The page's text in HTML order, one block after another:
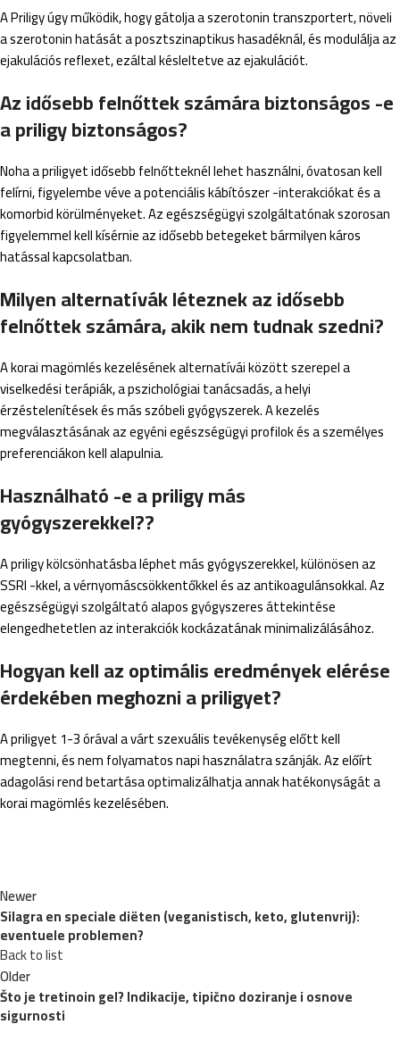
A Priligy úgy működik, hogy gátolja a szerotonin transzportert, növeli
a szerotonin hatását a posztszinaptikus hasadéknál, és modulálja az
ejakulációs reflexet, ezáltal késleltetve az ejakulációt.
Az idősebb felnőttek számára biztonságos -e
a priligy biztonságos?
Noha a priligyet idősebb felnőtteknél lehet használni, óvatosan kell
felírni, figyelembe véve a potenciális kábítószer -interakciókat és a
komorbid körülményeket. Az egészségügyi szolgáltatónak szorosan
figyelemmel kell kísérnie az idősebb betegeket bármilyen káros
hatással kapcsolatban.
Milyen alternatívák léteznek az idősebb
felnőttek számára, akik nem tudnak szedni?
A korai magömlés kezelésének alternatívái között szerepel a
viselkedési terápiák, a pszichológiai tanácsadás, a helyi
érzéstelenítések és más szóbeli gyógyszerek. A kezelés
megválasztásának az egyéni egészségügyi profilok és a személyes
preferenciákon kell alapulnia.
Használható -e a priligy más
gyógyszerekkel??
A priligy kölcsönhatásba léphet más gyógyszerekkel, különösen az
SSRI -kkel, a vérnyomáscsökkentőkkel és az antikoagulánsokkal. Az
egészségügyi szolgáltató alapos gyógyszeres áttekintése
elengedhetetlen az interakciók kockázatának minimalizálásához.
Hogyan kell az optimális eredmények elérése
érdekében meghozni a priligyet?
A priligyet 1-3 órával a várt szexuális tevékenység előtt kell
megtenni, és nem folyamatos napi használatra szánják. Az előírt
adagolási rend betartása optimalizálhatja annak hatékonyságát a
korai magömlés kezelésében.
Newer
Silagra en speciale diëten (veganistisch, keto, glutenvrij):
eventuele problemen?
Back to list
Older
Što je tretinoin gel? Indikacije, tipično doziranje i osnove
sigurnosti